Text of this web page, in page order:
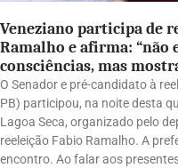
Veneziano participa de
Ramalho e afirma: “não
consciências, mas
O Senador e pré-candidato à
PB) participou, na noite desta
Lagoa Seca, organizado pelo
reeleição Fabio Ramalho. A
encontro. Ao falar aos